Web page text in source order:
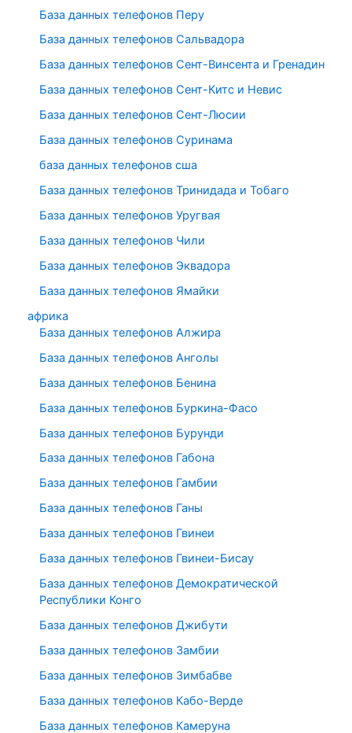
База данных телефонов Перу
База данных телефонов Сальвадора
База данных телефонов Сент-Винсента и Гренадин
База данных телефонов Сент-Китс и Невис
База данных телефонов Сент-Люсии
База данных телефонов Суринама
база данных телефонов сша
База данных телефонов Тринидада и Тобаго
База данных телефонов Уругвая
База данных телефонов Чили
База данных телефонов Эквадора
База данных телефонов Ямайки
африка
База данных телефонов Алжира
База данных телефонов Анголы
База данных телефонов Бенина
База данных телефонов Буркина-Фасо
База данных телефонов Бурунди
База данных телефонов Габона
База данных телефонов Гамбии
База данных телефонов Ганы
База данных телефонов Гвинеи
База данных телефонов Гвинеи-Бисау
База данных телефонов Демократической
Республики Конго
База данных телефонов Джибути
База данных телефонов Замбии
База данных телефонов Зимбабве
База данных телефонов Кабо-Верде
База данных телефонов Камеруна